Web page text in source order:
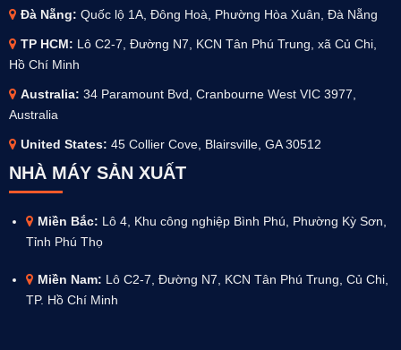
Đà Nẵng: Quốc lộ 1A, Đông Hoà, Phường Hòa Xuân, Đà Nẵng
TP HCM: Lô C2-7, Đường N7, KCN Tân Phú Trung, xã Củ Chi,
Hồ Chí Minh
Australia: 34 Paramount Bvd, Cranbourne West VIC 3977,
Australia
United States: 45 Collier Cove, Blairsville, GA 30512
NHÀ MÁY SẢN XUẤT
Miền Bắc: Lô 4, Khu công nghiệp Bình Phú, Phường Kỳ Sơn,
Tỉnh Phú Thọ
Miền Nam: Lô C2-7, Đường N7, KCN Tân Phú Trung, Củ Chi,
TP. Hồ Chí Minh